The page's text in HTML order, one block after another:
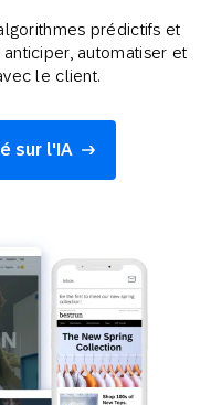
prédictifs et
automatiser et
le client.
sur l'IA